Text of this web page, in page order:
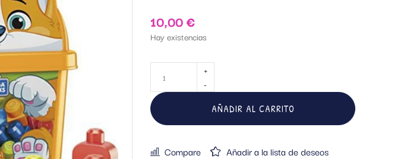
10,00€
Hay existencias
AÑADIR AL CARRITO
Compare Añadir a la lista de deseos